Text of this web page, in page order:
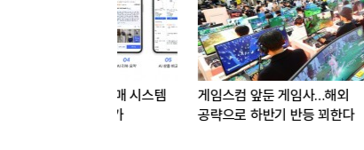
게임스컴 앞둔 게임사…해외
공략으로 하반기 반등 꾀한다
발